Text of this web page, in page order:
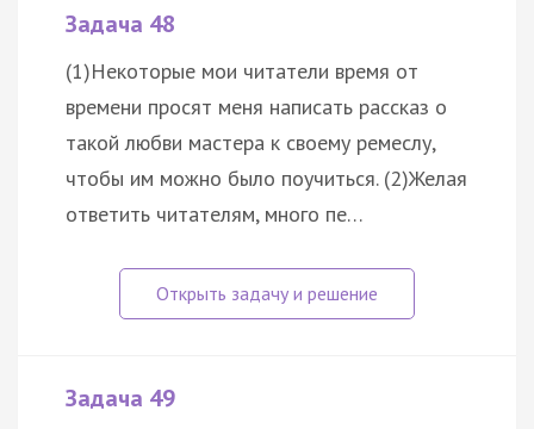
Задача 48
(1)Некоторые мои читатели время от
времени просят меня написать рассказ о
такой любви мастера к своему ремеслу,
чтобы им можно было поучиться. (2)Желая
ответить читателям, много пе…
Задача 49